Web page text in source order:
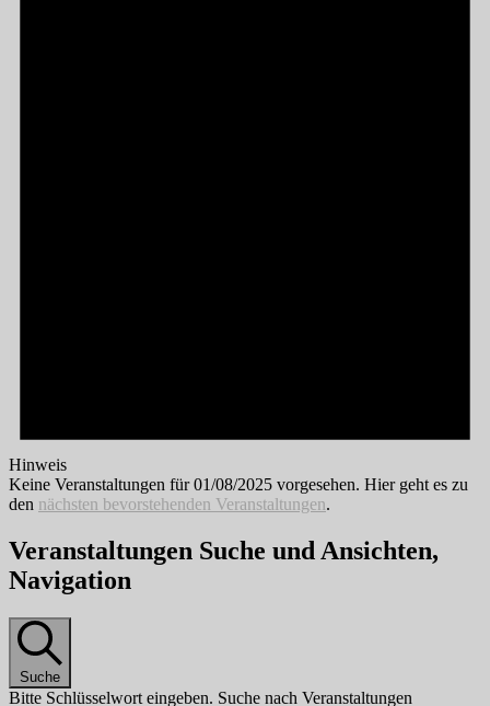
Hinweis
Keine Veranstaltungen für 01/08/2025 vorgesehen. Hier geht es zu
den nächsten bevorstehenden Veranstaltungen.
Veranstaltungen Suche und Ansichten,
Navigation
Suche
Bitte Schlüsselwort eingeben. Suche nach Veranstaltungen